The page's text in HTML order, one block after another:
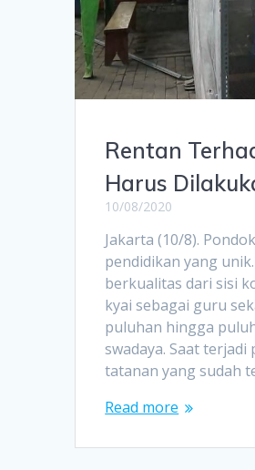
Rentan
Harus
10/08/2020
Jakarta (10/8).
pendidikan yang
berkualitas dari sisi
kyai sebagai guru
puluhan hingga
swadaya. Saat
tatanan yang sudah
Read more